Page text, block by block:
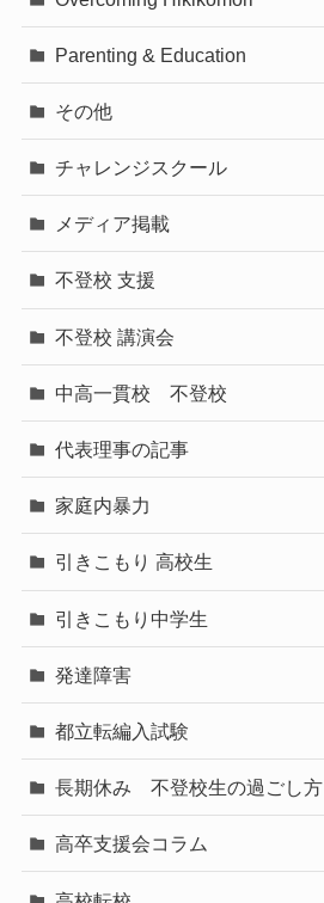
Parenting & Education
その他
チャレンジスクール
メディア掲載
不登校 支援
不登校 講演会
中高一貫校 不登校
代表理事の記事
家庭内暴力
引きこもり 高校生
引きこもり中学生
発達障害
都立転編入試験
長期休み 不登校生の過ごし方
高卒支援会コラム